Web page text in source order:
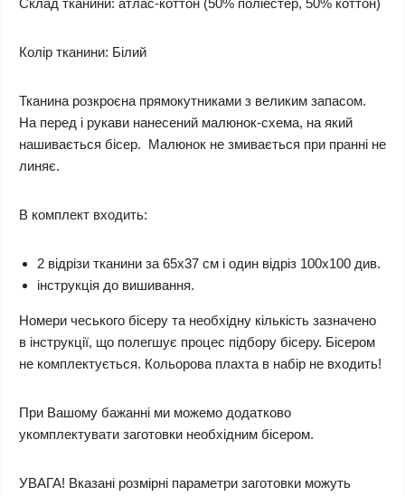
Склад тканини: атлас-коттон (50% поліестер, 50% коттон)
Колір тканини: Білий
Тканина розкроєна прямокутниками з великим запасом.
На перед і рукави нанесений малюнок-схема, на який
нашивається бісер. Малюнок не змивається при пранні не
линяє.
В комплект входить:
2 відрізи тканини за 65х37 см і один відріз 100х100 див.
інструкція до вишивання.
Номери чеського бісеру та необхідну кількість зазначено
в інструкції, що полегшує процес підбору бісеру. Бісером
не комплектується. Кольорова плахта в набір не входить!
При Вашому бажанні ми можемо додатково
укомплектувати заготовки необхідним бісером.
УВАГА! Вказані розмірні параметри заготовки можуть